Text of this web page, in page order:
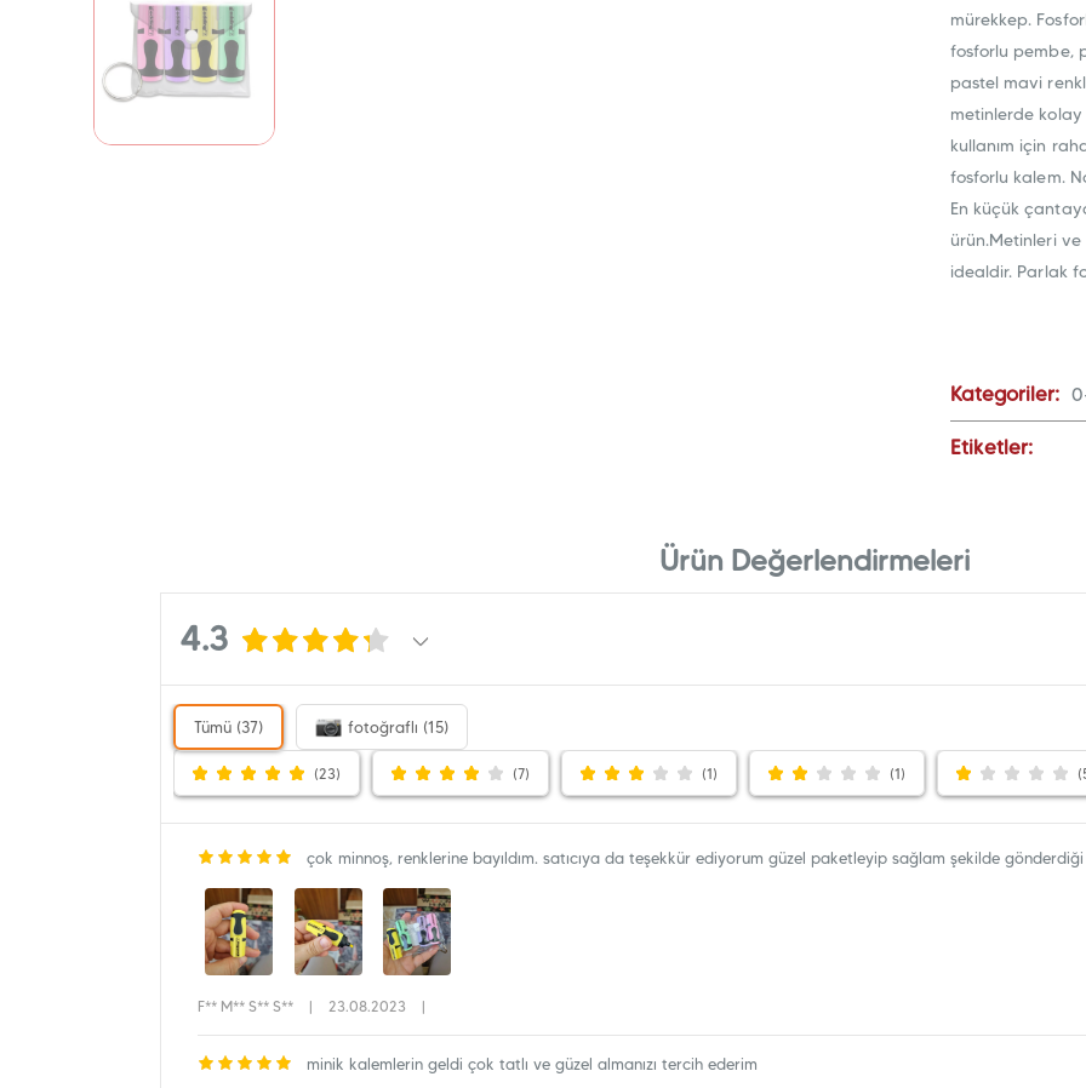
mürekkep.
fosforlu pembe,
pastel mavi
metinlerde
kullanım için
fosforlu kalem.
En küçük
ürün.Metinleri
idealdir. Parlak
Kategoriler:
Etiketler:
Ürün Değerlendirmeleri
4.3
Tümü (37) fotoğraflı (15)
(23) (7) (1) (1)
çok minnoş, renklerine bayıldım. satıcıya da teşekkür ediyorum güzel paketleyip sağlam şekilde
F** M** S** S** | 23.08.2023 |
minik kalemlerin geldi çok tatlı ve güzel almanızı tercih ederim